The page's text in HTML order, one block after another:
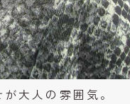
大人の雰囲気。